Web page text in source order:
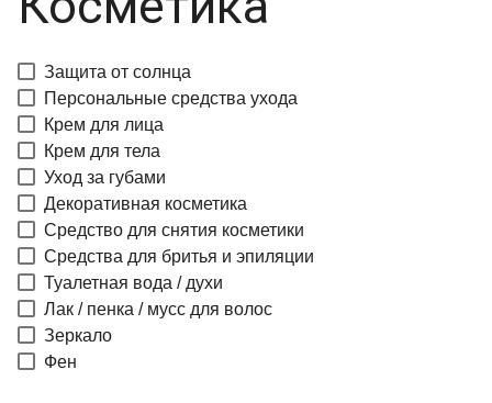
Защита от солнца
Персональные средства ухода
Крем для лица
Крем для тела
Уход за губами
Декоративная косметика
Средство для снятия косметики
Средства для бритья и эпиляции
Туалетная вода / духи
Лак / пенка / мусс для волос
Зеркало
Фен